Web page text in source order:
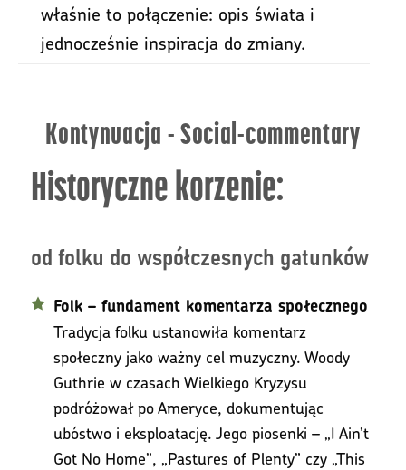
właśnie to połączenie: opis świata i
jednocześnie inspiracja do zmiany.
Kontynuacja - Social-commentary
Historyczne korzenie:
od folku do współczesnych gatunków
Folk – fundament komentarza społecznego
Tradycja folku ustanowiła komentarz
społeczny jako ważny cel muzyczny. Woody
Guthrie w czasach Wielkiego Kryzysu
podróżował po Ameryce, dokumentując
ubóstwo i eksploatację. Jego piosenki – „I Ain’t
Got No Home”, „Pastures of Plenty” czy „This